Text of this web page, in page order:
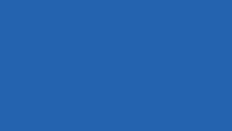
Baden-Württemberg (WG)
für Baden-Württemberg
der für die Schifffahrt